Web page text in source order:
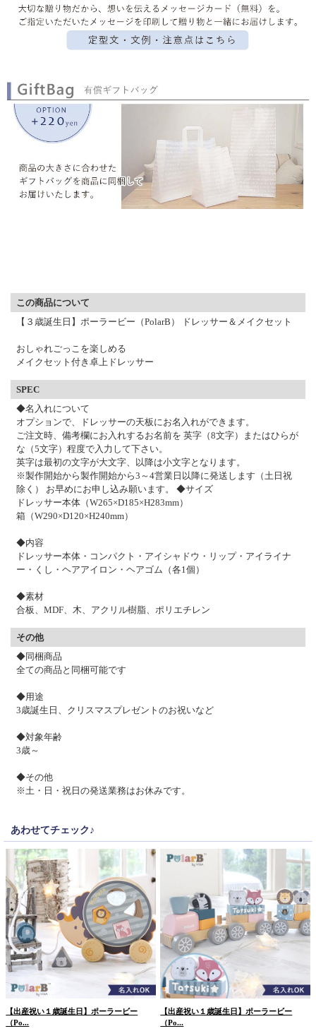
この商品について
【３歳誕生日】ポーラービー（PolarB） ドレッサー＆メイクセット
おしゃれごっこを楽しめる
メイクセット付き卓上ドレッサー
SPEC
◆名入れについて
オプションで、ドレッサーの天板にお名入れができます。
ご注文時、備考欄にお入れするお名前を 英字（8文字）またはひらが
な（5文字）程度で入力して下さい。
英字は最初の文字が大文字、以降は小文字となります。
※製作開始から製作開始から3～4営業日以降に発送します（土日祝
除く） お早めにお申し込み願います。 ◆サイズ
ドレッサー本体（W265×D185×H283mm）
箱（W290×D120×H240mm）
◆内容
ドレッサー本体・コンパクト・アイシャドウ・リップ・アイライナ
ー・くし・ヘアアイロン・ヘアゴム（各1個）
◆素材
合板、MDF、木、アクリル樹脂、ポリエチレン
その他
◆同梱商品
全ての商品と同梱可能です
◆用途
3歳誕生日、クリスマスプレゼントのお祝いなど
◆対象年齢
3歳～
◆その他
※土・日・祝日の発送業務はお休みです。
あわせてチェック♪
【出産祝い１歳誕生日】ポーラービー
（Po...
【出産祝い１歳誕生日】ポーラービー
（Po...